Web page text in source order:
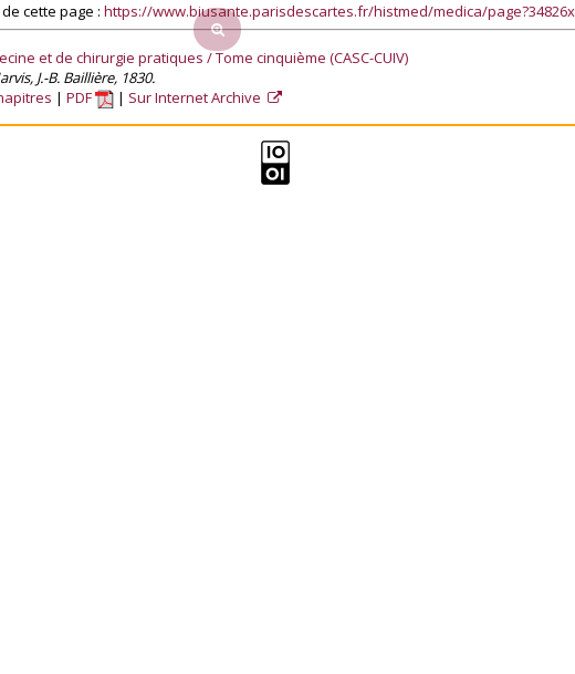
cette page : https://www.biusante.parisdescartes.fr/histmed/medica/
et de chirurgie pratiques / Tome cinquième (CASC-CUIV)
J.-B. Baillière, 1830.
PDF Sur Internet Archive